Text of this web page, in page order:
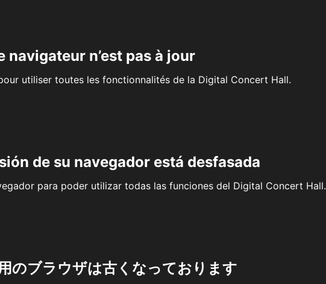
navigateur n’est pas à jour
utiliser toutes les fonctionnalités de la Digital Concert Hall.
de su navegador está desfasada
para poder utilizar todas las funciones del Digital Concert Hall.
のブラウザは古くなっております